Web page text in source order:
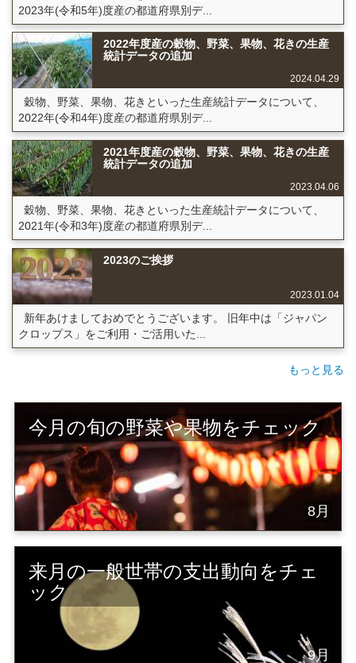
2023年(令和5年)度産の都道府県別デ...
2022年度産の穀物、野菜、果物、花きの生産
統計データの追加
2024.04.29
穀物、野菜、果物、花きといった生産統計データについて、
2022年(令和4年)度産の都道府県別デ...
2021年度産の穀物、野菜、果物、花きの生産
統計データの追加
2023.04.06
穀物、野菜、果物、花きといった生産統計データについて、
2021年(令和3年)度産の都道府県別デ...
2023のご挨拶
2023.01.04
新年あけましておめでとうございます。 旧年中は「ジャパン
クロップス」をご利用・ご活用いた...
もっと見る
今月の旬の野菜や果物をチェック
8月
来月の一般世帯の支出動向をチェ
ック
9月